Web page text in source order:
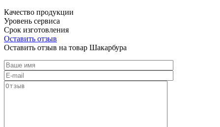
Качество продукции
Уровень сервиса
Срок изготовления
Оставить отзыв
Оставить отзыв на товар Шакарбура